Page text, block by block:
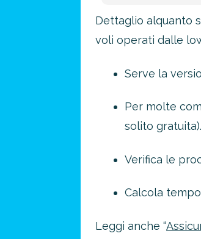
Dettaglio alquanto
voli operati dalle
Serve la
Per molte
solito gratuita).
Verifica le
Calcola
Leggi anche “